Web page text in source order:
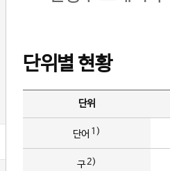
단위별 현황
단위
단어 1)
구2)